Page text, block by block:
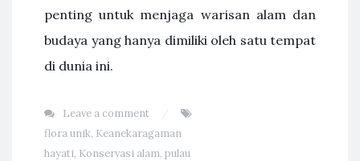
penting untuk menjaga warisan alam dan
budaya yang hanya dimiliki oleh satu tempat
di dunia ini.
Leave a comment
flora unik, Keanekaragaman
hayati, Konservasi alam, pulau